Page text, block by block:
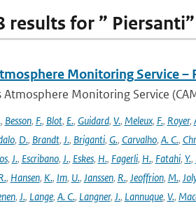
results for ” Piersanti”
Monitoring Service
Atmosphere Monitoring Service
, Besson, F., Blot, E., Guidard, V., Meleux, F., Royer,
, D., Brandt, J., Briganti, G., Carvalho, A. C.,
, J., Escribano, J., Eskes, H., Fagerli, H., Fatahi, Y.,
, Hansen, K., Im, U., Janssen, R., Jeoffrion, M., Joly
, J., Lange, A. C., Langner, J., Lannuque, V.,